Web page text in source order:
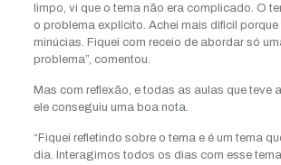
limpo, vi que o tema não era complicado. O
o problema explícito. Achei mais difícil porque
minúcias. Fiquei com receio de abordar só
problema”, comentou.
Mas com reflexão, e todas as aulas que teve
ele conseguiu uma boa nota.
“Fiquei refletindo sobre o tema e é um tema
dia. Interagimos todos os dias com esse